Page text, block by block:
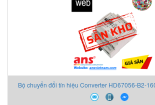
Bộ chuyển đổi tín hiệu Converter HD67056-B2-